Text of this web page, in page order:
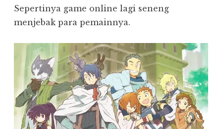
Sepertinya game online lagi seneng
menjebak para pemainnya.